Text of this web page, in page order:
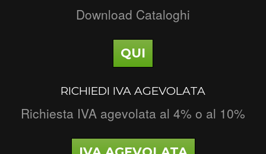
Download Cataloghi
QUI
RICHIEDI IVA AGEVOLATA
Richiesta IVA agevolata al 4% o al 10%